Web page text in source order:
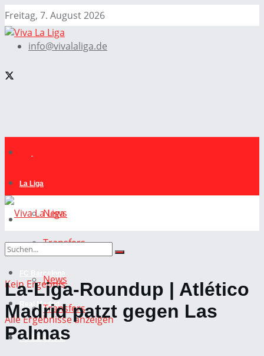
Freitag, 7. August 2026
info@vivalaliga.de
La Liga
News
Transfers
Real Madrid
Atletico Madrid
La Liga
News
Transfers
FC Barcelona
Kein Ergebnis
Alle Ergebnisse anzeigen
La-Liga-Roundup | Atlético
Madrid patzt gegen Las
Palmas